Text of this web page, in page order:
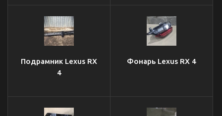
Подрамник Lexus RX
4
Фонарь Lexus RX 4